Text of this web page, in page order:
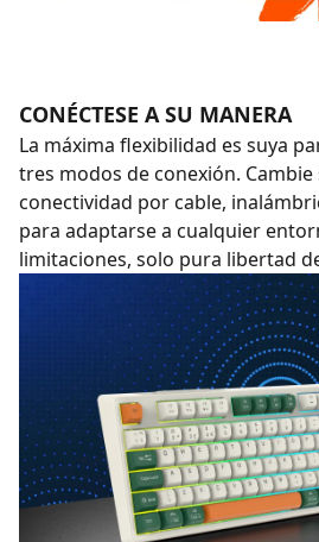
CONÉCTESE A SU MANERA
La máxima flexibilidad es suya
tres modos de conexión.
conectividad por cable,
para adaptarse a cualquier
limitaciones, solo pura libertad